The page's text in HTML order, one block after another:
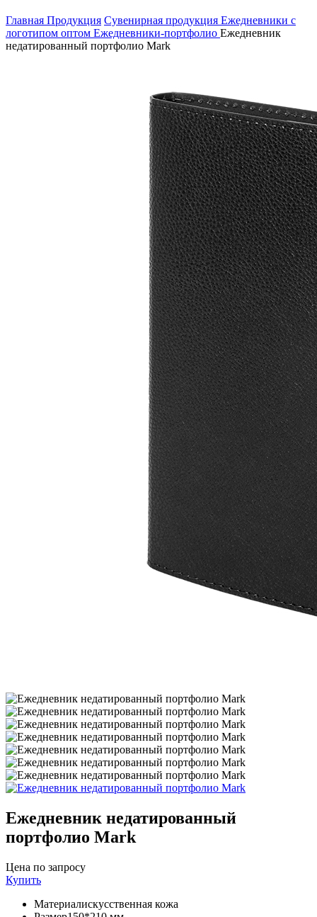
Главная Продукция Сувенирная продукция Ежедневники с
логотипом оптом Ежедневники-портфолио Ежедневник
недатированный портфолио Mark
Ежедневник недатированный
портфолио Mark
Цена по запросу
Купить
Материалискусственная кожа